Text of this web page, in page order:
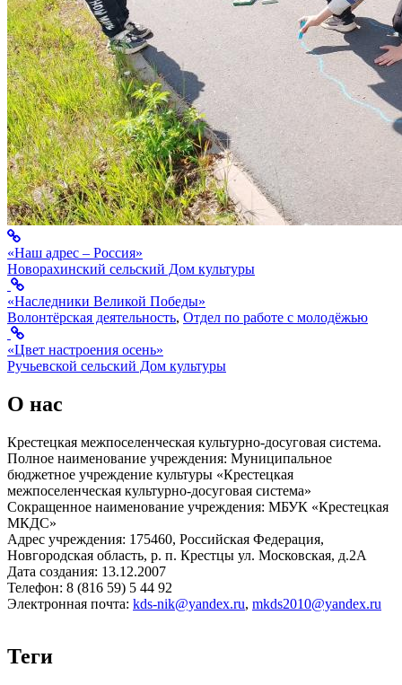
«Наш адрес – Россия»
Новорахинский сельский Дом культуры
«Наследники Великой Победы»
Волонтёрская деятельность, Отдел по работе с молодёжью
«Цвет настроения осень»
Ручьевской сельский Дом культуры
О нас
Крестецкая межпоселенческая культурно-досуговая система.
Полное наименование учреждения: Муниципальное
бюджетное учреждение культуры «Крестецкая
межпоселенческая культурно-досуговая система»
Сокращенное наименование учреждения: МБУК «Крестецкая
МКДС»
Адрес учреждения: 175460, Российская Федерация,
Новгородская область, р. п. Крестцы ул. Московская, д.2А
Дата создания: 13.12.2007
Телефон: 8 (816 59) 5 44 92
Электронная почта: kds-nik@yandex.ru, mkds2010@yandex.ru
Теги